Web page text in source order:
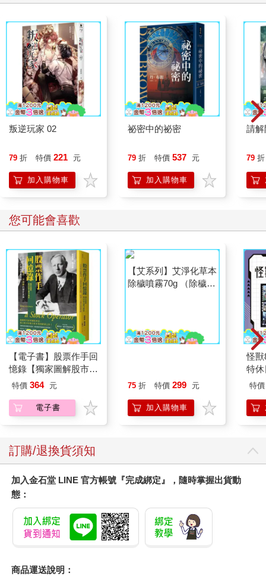
叛逆玩家 02
79 折 特價 221 元
加入購物車
祕密中的祕密
79 折 特價 537 元
加入購物車
請解
79 折
您可能會喜歡
【電子書】股票作手回
憶錄【獨家圖解股市最
小阻力路徑】
特價 364 元
電子書
平安/淨化/艾草/芙蓉/
另有多瓶組優惠賣場
75 折 特價 299 元
加入購物車
怪獸
特
加購]
特價
訂購/退換貨須知
加入金石堂 LINE 官方帳號『完成綁定』，隨時掌握出貨動
態：
商品運送說明：